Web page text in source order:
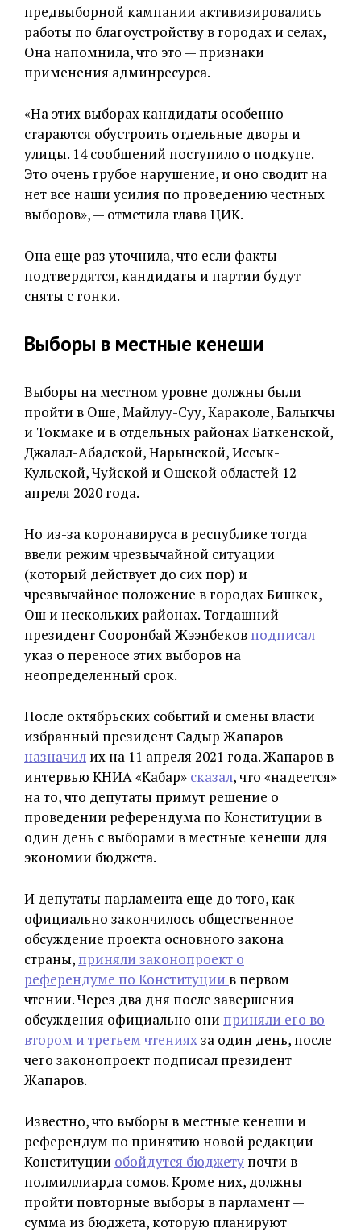
предвыборной кампании активизировались
работы по благоустройству в городах и селах,
Она напомнила, что это — признаки
применения админресурса.
«На этих выборах кандидаты особенно
стараются обустроить отдельные дворы и
улицы. 14 сообщений поступило о подкупе.
Это очень грубое нарушение, и оно сводит на
нет все наши усилия по проведению честных
выборов», — отметила глава ЦИК.
Она еще раз уточнила, что если факты
подтвердятся, кандидаты и партии будут
сняты с гонки.
Выборы в местные кенеши
Выборы на местном уровне должны были
пройти в Оше, Майлуу-Суу, Караколе, Балыкчы
и Токмаке и в отдельных районах Баткенской,
Джалал-Абадской, Нарынской, Иссык-
Кульской, Чуйской и Ошской областей 12
апреля 2020 года.
Но из-за коронавируса в республике тогда
ввели режим чрезвычайной ситуации
(который действует до сих пор) и
чрезвычайное положение в городах Бишкек,
Ош и нескольких районах. Тогдашний
президент Сооронбай Жээнбеков подписал
указ о переносе этих выборов на
неопределенный срок.
После октябрьских событий и смены власти
избранный президент Садыр Жапаров
назначил их на 11 апреля 2021 года. Жапаров в
интервью КНИА «Кабар» сказал, что «надеется»
на то, что депутаты примут решение о
проведении референдума по Конституции в
один день с выборами в местные кенеши для
экономии бюджета.
И депутаты парламента еще до того, как
официально закончилось общественное
обсуждение проекта основного закона
страны, приняли законопроект о
референдуме по Конституции в первом
чтении. Через два дня после завершения
обсуждения официально они приняли его во
втором и третьем чтенияхза один день, после
чего законопроект подписал президент
Жапаров.
Известно, что выборы в местные кенеши и
референдум по принятию новой редакции
Конституции обойдутся бюджету почти в
полмиллиарда сомов. Кроме них, должны
пройти повторные выборы в парламент —
сумма из бюджета, которую планируют